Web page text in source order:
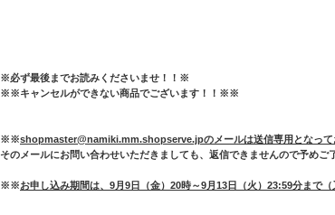
※必ず最後までお読みくださいませ！！※
※※キャンセルができない商品でございます！！※※
※※shopmaster@namiki.mm.shopserve.jpのメールは送信専用となって
そのメールにお問い合わせいただきましても、返信できませんので予めご
※※お申し込み期間は、9月9日（金）20時～9月13日（火）23:59分まで（